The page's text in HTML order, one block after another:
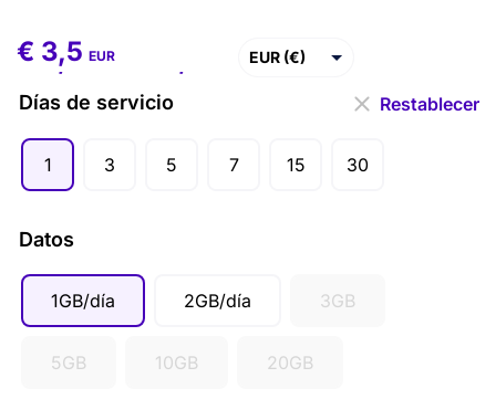
€ 3,5 –€ EUR (€)
AUD ($)
Días de servicio
1 3 5 7 15 30
Datos
1GB/día 2GB/día 3GB
5GB 10GB 20GB
Restablecer
€ 3,5 EUR